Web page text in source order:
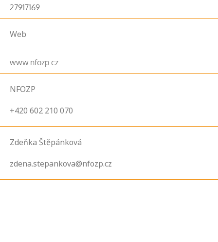
27917169
Web
www.nfozp.cz
NFOZP
+420 602 210 070
Zdeňka Štěpánková
zdena.stepankova@nfozp.cz